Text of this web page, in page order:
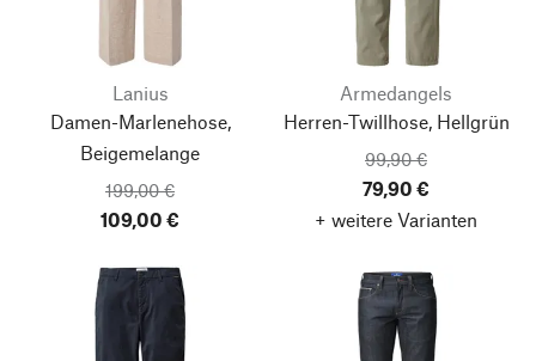
Lanius
Damen-Marlenehose,
Beigemelange
199,00 €
109,00 €
Armedangels
Herren-Twillhose, Hellgrün
99,90 €
79,90 €
+ weitere Varianten